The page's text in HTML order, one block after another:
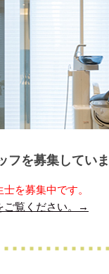
フを募集していま
を募集中です。
ご覧ください。→